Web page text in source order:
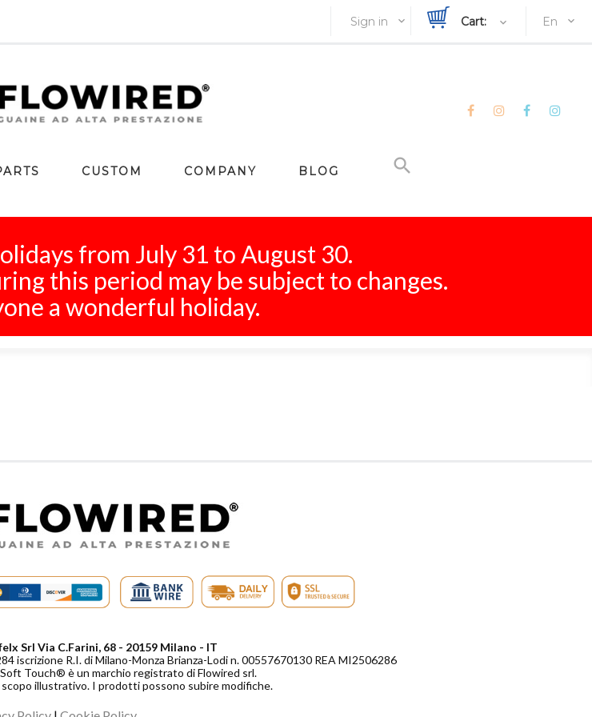
En
Cart:
Sign in
CUSTOM COMPANY BLOG
from July 31 to August 30.
this period may be subject to changes.
a wonderful holiday.
Srl Via C.Farini, 68 - 20159 Milano - IT
iscrizione R.I. di Milano-Monza Brianza-Lodi n. 00557670130 REA MI2506286
Touch® è un marchio registrato di Flowired srl.
illustrativo. I prodotti possono subire modifiche.